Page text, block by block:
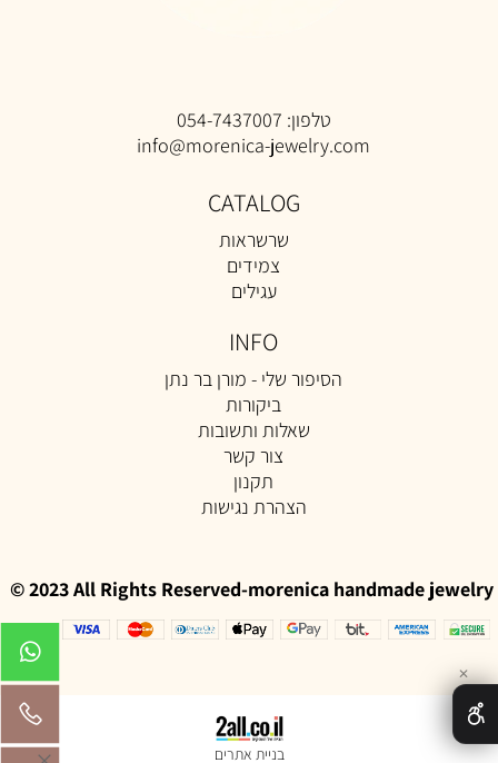
טלפון: 054-7437007
info@morenica-jewelry.com
CATALOG
שרשראות
צמידים
עגילים
INFO
הסיפור שלי - מורן בר נתן
ביקורות
שאלות ותשובות
צור קשר
תקנון
הצהרת נגישות
© 2023 All Rights Reserved-morenica handmade jewelry
בניית אתרים
✕